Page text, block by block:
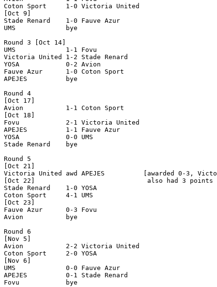
Coton Sport     1-0 Victoria United
[Oct 9]
Stade Renard    1-0 Fauve Azur
UMS             bye
Round 3 [Oct 14]
UMS             1-1 Fovu
Victoria United 1-2 Stade Renard
YOSA            0-2 Avion
Fauve Azur      1-0 Coton Sport
APEJES          bye
Round 4
[Oct 17]
Avion           1-1 Coton Sport
[Oct 18]
Fovu            2-1 Victoria United
APEJES          1-1 Fauve Azur
YOSA            0-0 UMS
Stade Renard    bye
Round 5
[Oct 21]
Victoria United awd APEJES          [awarded 0-3,
[Oct 22]                             also had 3 points
Stade Renard    1-0 YOSA
Coton Sport     4-1 UMS
[Oct 23]
Fauve Azur      0-3 Fovu
Avion           bye
Round 6
[Nov 5]
Avion           2-2 Victoria United
Coton Sport     2-0 YOSA
[Nov 6]
UMS             0-0 Fauve Azur
APEJES          0-1 Stade Renard
Fovu            bye